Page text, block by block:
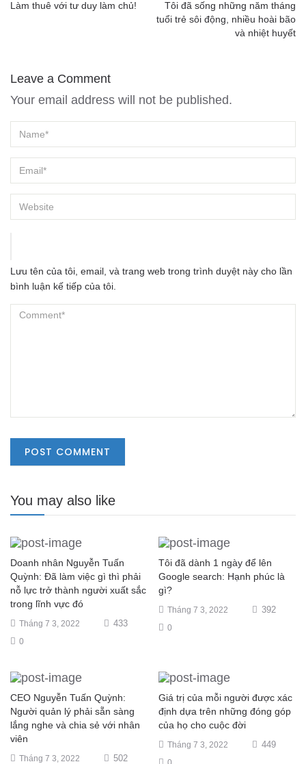
Làm thuê với tư duy làm chủ!
Tôi đã sống những năm tháng
tuổi trẻ sôi động, nhiều hoài bão
và nhiệt huyết
Leave a Comment
Your email address will not be published.
Lưu tên của tôi, email, và trang web trong trình duyệt này cho lần
bình luận kế tiếp của tôi.
You may also like
Doanh nhân Nguyễn Tuấn
Quỳnh: Đã làm việc gì thì phải
nỗ lực trở thành người xuất sắc
trong lĩnh vực đó
Tháng 7 3, 2022 433
0
Tôi đã dành 1 ngày để lên
Google search: Hạnh phúc là
gì?
Tháng 7 3, 2022 392
0
CEO Nguyễn Tuấn Quỳnh:
Người quản lý phải sẵn sàng
lắng nghe và chia sẻ với nhân
viên
Tháng 7 3, 2022 502
Giá trị của mỗi người được xác
định dựa trên những đóng góp
của họ cho cuộc đời
Tháng 7 3, 2022 449